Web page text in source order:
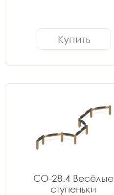
Купить
СО-28.4 Весёлые
ступеньки